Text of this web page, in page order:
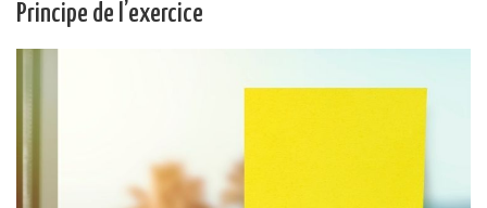
Principe de l’exercice